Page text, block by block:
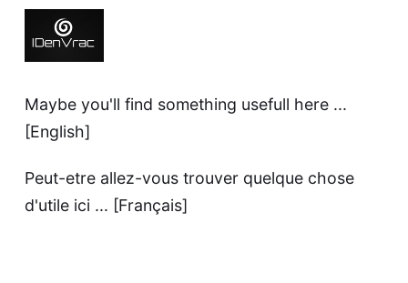
Maybe you'll find something usefull here ...
[English]
Peut-etre allez-vous trouver quelque chose
d'utile ici ... [Français]